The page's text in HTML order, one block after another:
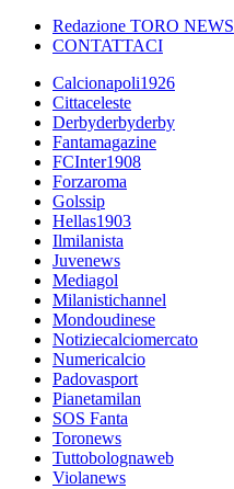
Redazione TORO NEWS
CONTATTACI
Calcionapoli1926
Cittaceleste
Derbyderbyderby
Fantamagazine
FCInter1908
Forzaroma
Golssip
Hellas1903
Ilmilanista
Juvenews
Mediagol
Milanistichannel
Mondoudinese
Notiziecalciomercato
Numericalcio
Padovasport
Pianetamilan
SOS Fanta
Toronews
Tuttobolognaweb
Violanews